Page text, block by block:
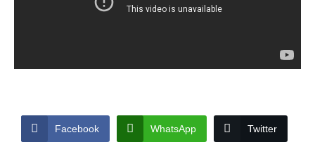
Facebook WhatsApp Twitter